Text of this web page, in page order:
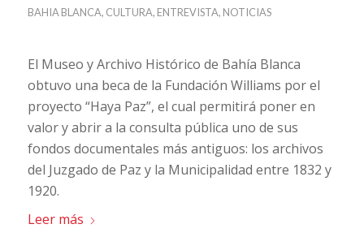
BAHIA BLANCA, CULTURA, ENTREVISTA, NOTICIAS
El Museo y Archivo Histórico de Bahía Blanca
obtuvo una beca de la Fundación Williams por el
proyecto “Haya Paz”, el cual permitirá poner en
valor y abrir a la consulta pública uno de sus
fondos documentales más antiguos: los archivos
del Juzgado de Paz y la Municipalidad entre 1832 y
1920.
Leer más